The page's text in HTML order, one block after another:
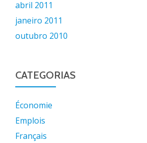
abril 2011
janeiro 2011
outubro 2010
CATEGORIAS
Économie
Emplois
Français